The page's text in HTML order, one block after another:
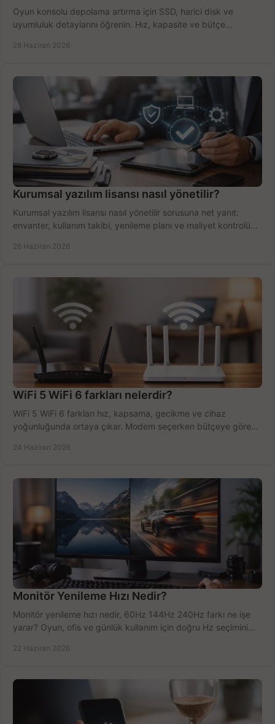
Oyun konsolu depolama artırma için SSD, harici disk ve
uyumluluk detaylarını öğrenin. Hız, kapasite ve bütçe
28 Haziran 2026
Kurumsal yazılım lisansı nasıl yönetilir?
Kurumsal yazılım lisansı nasıl yönetilir sorusuna net yanıt:
envanter, kullanım takibi, yenileme planı ve maliyet kontrolü
26 Haziran 2026
WiFi 5 WiFi 6 farkları nelerdir?
WiFi 5 WiFi 6 farkları hız, kapsama, gecikme ve cihaz
yoğunluğunda ortaya çıkar. Modem seçerken bütçeye göre
24 Haziran 2026
Monitör Yenileme Hızı Nedir?
Monitör yenileme hızı nedir, 60Hz 144Hz 240Hz farkı ne işe
yarar? Oyun, ofis ve günlük kullanım için doğru Hz seçimini
22 Haziran 2026